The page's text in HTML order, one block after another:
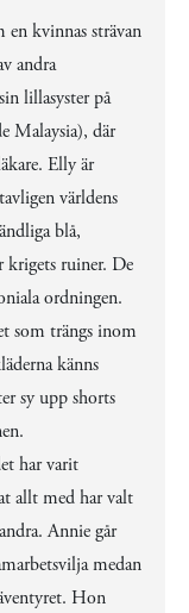
kvinnas strävan
andra
lillasyster på
Malaysia), där
Elly är
världens
blå,
krigets ruiner. De
ordningen.
som trängs inom
känns
sy upp shorts
har varit
allt med har valt
Annie går
medan
Hon